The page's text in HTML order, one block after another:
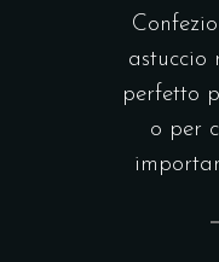
astuccio
perfetto
o per